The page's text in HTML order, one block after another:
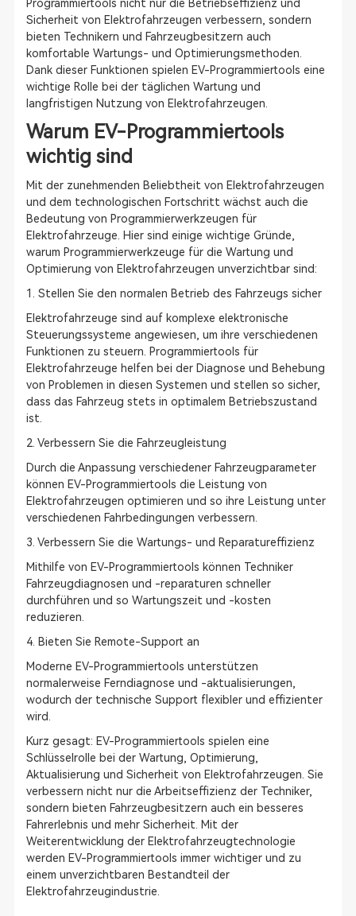
Programmiertools nicht nur die Betriebseffizienz und
Sicherheit von Elektrofahrzeugen verbessern, sondern
bieten Technikern und Fahrzeugbesitzern auch
komfortable Wartungs- und Optimierungsmethoden.
Dank dieser Funktionen spielen EV-Programmiertools eine
wichtige Rolle bei der täglichen Wartung und
langfristigen Nutzung von Elektrofahrzeugen.
Warum EV-Programmiertools
wichtig sind
Mit der zunehmenden Beliebtheit von Elektrofahrzeugen
und dem technologischen Fortschritt wächst auch die
Bedeutung von Programmierwerkzeugen für
Elektrofahrzeuge. Hier sind einige wichtige Gründe,
warum Programmierwerkzeuge für die Wartung und
Optimierung von Elektrofahrzeugen unverzichtbar sind:
1. Stellen Sie den normalen Betrieb des Fahrzeugs sicher
Elektrofahrzeuge sind auf komplexe elektronische
Steuerungssysteme angewiesen, um ihre verschiedenen
Funktionen zu steuern. Programmiertools für
Elektrofahrzeuge helfen bei der Diagnose und Behebung
von Problemen in diesen Systemen und stellen so sicher,
dass das Fahrzeug stets in optimalem Betriebszustand
ist.
2. Verbessern Sie die Fahrzeugleistung
Durch die Anpassung verschiedener Fahrzeugparameter
können EV-Programmiertools die Leistung von
Elektrofahrzeugen optimieren und so ihre Leistung unter
verschiedenen Fahrbedingungen verbessern.
3. Verbessern Sie die Wartungs- und Reparatureffizienz
Mithilfe von EV-Programmiertools können Techniker
Fahrzeugdiagnosen und -reparaturen schneller
durchführen und so Wartungszeit und -kosten
reduzieren.
4. Bieten Sie Remote-Support an
Moderne EV-Programmiertools unterstützen
normalerweise Ferndiagnose und -aktualisierungen,
wodurch der technische Support flexibler und effizienter
wird.
Kurz gesagt: EV-Programmiertools spielen eine
Schlüsselrolle bei der Wartung, Optimierung,
Aktualisierung und Sicherheit von Elektrofahrzeugen. Sie
verbessern nicht nur die Arbeitseffizienz der Techniker,
sondern bieten Fahrzeugbesitzern auch ein besseres
Fahrerlebnis und mehr Sicherheit. Mit der
Weiterentwicklung der Elektrofahrzeugtechnologie
werden EV-Programmiertools immer wichtiger und zu
einem unverzichtbaren Bestandteil der
Elektrofahrzeugindustrie.